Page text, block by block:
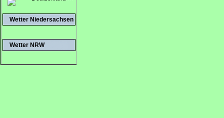
Wetter Niedersachsen
Wetter NRW